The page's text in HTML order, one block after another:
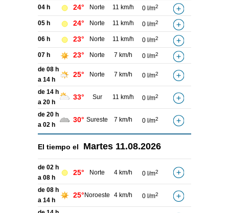
04 h 24° Norte 11 km/h 0 l/m2
05 h 24° Norte 11 km/h 0 l/m2
06 h 23° Norte 11 km/h 0 l/m2
07 h 23° Norte 7 km/h 0 l/m2
de 08 h
a 14 h
25° Norte 7 km/h 0 l/m2
de 14 h
a 20 h
33° Sur 11 km/h 0 l/m2
de 20 h
a 02 h
30° Sureste 7 km/h 0 l/m2
El tiempo el Martes 11.08.2026
de 02 h
a 08 h
25° Norte 4 km/h 0 l/m2
de 08 h
a 14 h
25° Noroeste 4 km/h 0 l/m2